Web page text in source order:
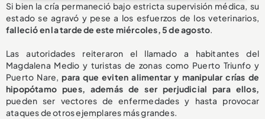
Si bien la cría permaneció bajo estricta supervisión médica, su
estado se agravó y pese a los esfuerzos de los veterinarios,
falleció en la tarde de este miércoles, 5 de agosto.
Las autoridades reiteraron el llamado a habitantes del
Magdalena Medio y turistas de zonas como Puerto Triunfo y
Puerto Nare, para que eviten alimentar y manipular crías de
hipopótamo pues, además de ser perjudicial para ellos,
pueden ser vectores de enfermedades y hasta provocar
ataques de otros ejemplares más grandes.